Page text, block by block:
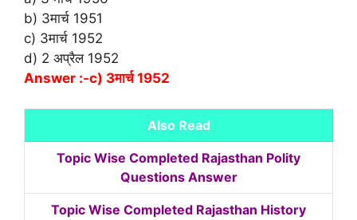
b) 3मार्च 1951
c) 3मार्च 1952
d) 2 अप्रैल 1952
Answer :-c) 3मार्च 1952
Also Read
Topic Wise Completed Rajasthan Polity
Questions Answer
Topic Wise Completed Rajasthan History